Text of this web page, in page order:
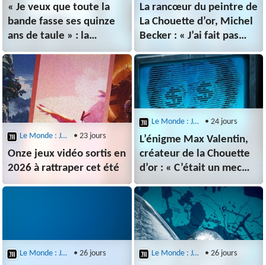
« Je veux que toute la
bande fasse ses quinze
ans de taule » : la
bataille pour récupérer
La Chouette d’or après la
mort de son créateur
La rancœur du peintre de
La Chouette d’or, Michel
Becker : « J’ai fait pas
mal de conneries dans
ma vie, enfin celle-là est
la plus chère dans le
genre »
Le Monde : Jeux Vidéo • 23 jours
Onze jeux vidéo sortis en
2026 à rattraper cet été
Le Monde : Jeux Vidéo • 24 jours
L’énigme Max Valentin,
créateur de la Chouette
d’or : « C’était un mec
extrêmement
intelligent, un fou
furieux »
Le Monde : Jeux Vidéo • 26 jours Le Monde : Jeux Vidéo • 26 jours